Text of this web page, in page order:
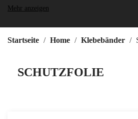
Oberfläche erhalten bleibt. Sie ist leicht
Transports, der Installation oder der
Mehr anzeigen
Startseite Home Klebebänder
SCHUTZFOLIE